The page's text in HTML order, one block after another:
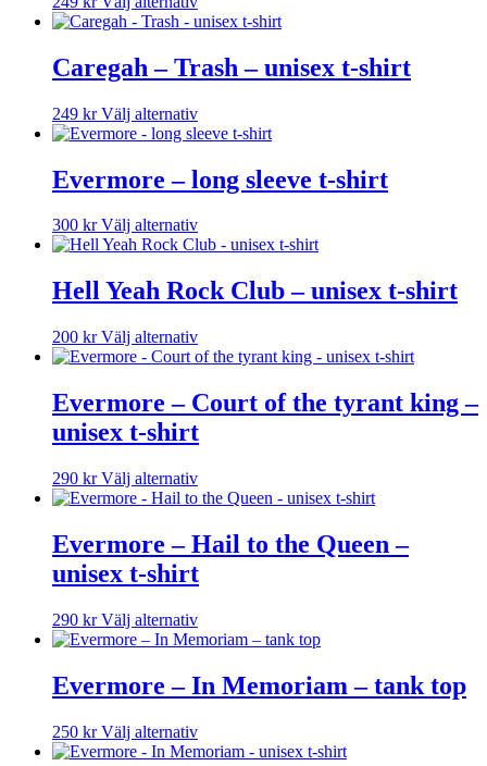
här
flera
De
olika
kan
väljas
produktsidan
Caregah – Trash – unisex t-shirt
249 kr Välj alternativDen
här
flera
De
olika
kan
väljas
produktsidan
Evermore – long sleeve t-shirt
300 kr Välj alternativDen
här
har
flera
De
olika
kan
väljas
på
Hell Yeah Rock Club – unisex t-shirt
200 kr Välj alternativDen
här
har
flera
varianter.
olika
alternativen
kan
väljas
på
produktsidan
Evermore – Court of the tyrant king –
unisex t-shirt
290 kr Välj alternativDen
här
har
flera
varianter.
olika
alternativen
kan
väljas
på
Evermore – Hail to the Queen –
unisex t-shirt
290 kr Välj alternativDen
här
har
flera
De
olika
Evermore – In Memoriam – tank top
250 kr Välj alternativDen
här